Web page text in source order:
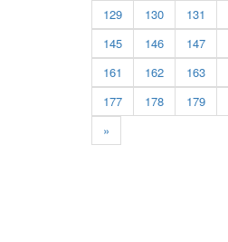
129
130 131
145
146 147
161
162 163
177
178 179
»